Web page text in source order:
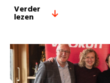
Verder
lezen